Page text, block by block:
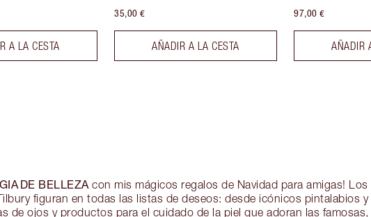
A LA CESTA
35,00 €
AÑADIR A LA CESTA
97,00 €
AÑADIR
DE BELLEZA con mis mágicos regalos de Navidad para amigas! Los
figuran en todas las listas de deseos: desde icónicos pintalabios
de ojos y productos para el cuidado de la piel que adoran las famosas,